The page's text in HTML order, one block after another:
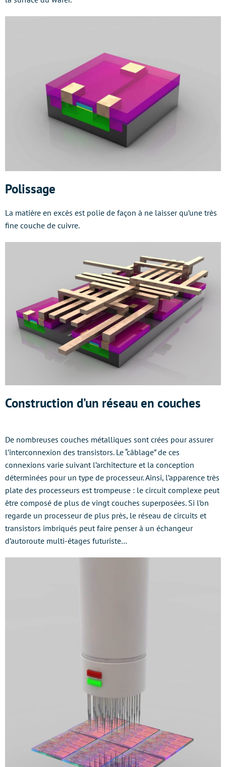
Polissage
La matière en excès est polie de façon à ne laisser qu’une très
fine couche de cuivre.
Construction d’un réseau en couches
De nombreuses couches métalliques sont crées pour assurer
l’interconnexion des transistors. Le “câblage” de ces
connexions varie suivant l’architecture et la conception
déterminées pour un type de processeur. Ainsi, l’apparence très
plate des processeurs est trompeuse : le circuit complexe peut
être composé de plus de vingt couches superposées. Si l’on
regarde un processeur de plus près, le réseau de circuits et
transistors imbriqués peut faire penser à un échangeur
d’autoroute multi-étages futuriste…